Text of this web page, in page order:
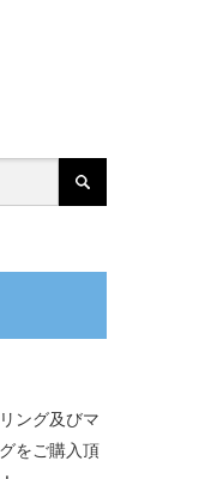
ング及びマ
をご購入頂